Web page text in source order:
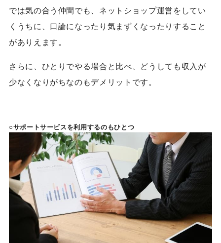
では気の合う仲間でも、ネットショップ運営をしてい
くうちに、口論になったり気まずくなったりすること
がありえます。
さらに、ひとりでやる場合と比べ、どうしても収入が
少なくなりがちなのもデメリットです。
○サポートサービスを利用するのもひとつ